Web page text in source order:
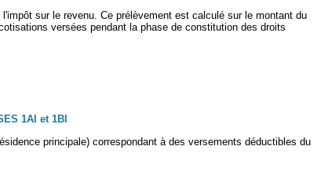
sur le revenu. Ce prélèvement est calculé sur le montant du
versées pendant la phase de constitution des droits
1AI et 1BI
principale) correspondant à des versements déductibles du